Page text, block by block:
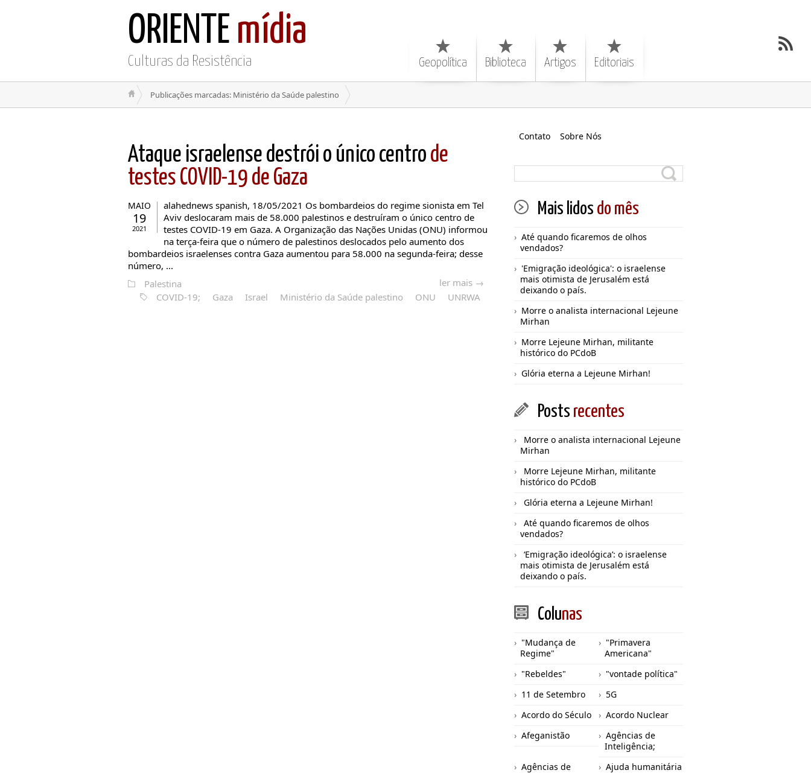
ORIENTE mídia
Culturas da Resistência Geopolítica Biblioteca Artigos Editoriais
Publicações marcadas: Ministério da Saúde palestino
Ataque israelense destrói o único centro de
testes COVID-19 de Gaza
MAIO
19
2021
alahednews spanish, 18/05/2021 Os bombardeios do regime sionista em Tel
Aviv deslocaram mais de 58.000 palestinos e destruíram o único centro de
testes COVID-19 em Gaza. A Organização das Nações Unidas (ONU) informou
na terça-feira que o número de palestinos deslocados pelo aumento dos
bombardeios israelenses contra Gaza aumentou para 58.000 na segunda-feira; desse
número, ...
ler mais →
Palestina
COVID-19;
Gaza Israel Ministério da Saúde palestino ONU UNRWA
Contato Sobre Nós
Mais lidos do mês
Até quando ficaremos de olhos
vendados?
'Emigração ideológica': o israelense
mais otimista de Jerusalém está
deixando o país.
Morre o analista internacional Lejeune
Mirhan
Morre Lejeune Mirhan, militante
histórico do PCdoB
Glória eterna a Lejeune Mirhan!
Posts recentes
Morre o analista internacional Lejeune
Mirhan
Morre Lejeune Mirhan, militante
histórico do PCdoB
Glória eterna a Lejeune Mirhan!
Até quando ficaremos de olhos
vendados?
‘Emigração ideológica’: o israelense
mais otimista de Jerusalém está
deixando o país.
Colunas
"Mudança de
Regime"
"Primavera
Americana"
"Rebeldes"
"vontade política"
11 de Setembro
5G
Acordo do Século
Acordo Nuclear
Afeganistão
Agências de
Inteligência;
Agências de
Ajuda humanitária